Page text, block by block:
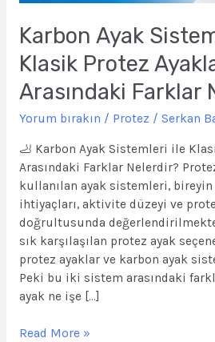
Karbon Ayak
Klasik Protez
Arasındaki Farklar
Yorum bırakın / Protez / Serkan
🦶 Karbon Ayak Sistemleri ile
Arasındaki Farklar Nelerdir?
kullanılan ayak sistemleri,
ihtiyaçları, aktivite düzeyi ve
doğrultusunda
sık karşılaşılan protez ayak
protez ayaklar ve karbon ayak
Peki bu iki sistem arasındaki
ayak ne işe […]
Read More »